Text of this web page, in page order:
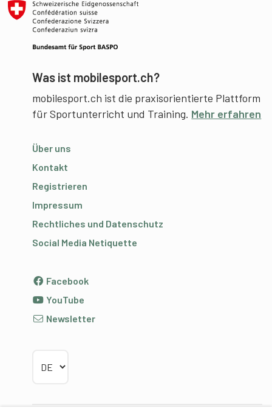
Was ist mobilesport.ch?
mobilesport.ch ist die praxisorientierte Plattform
für Sportunterricht und Training. Mehr erfahren
Über uns
Kontakt
Registrieren
Impressum
Rechtliches und Datenschutz
Social Media Netiquette
Facebook
YouTube
Newsletter